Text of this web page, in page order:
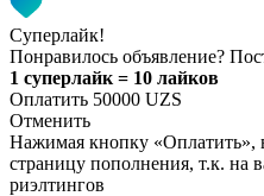
Суперлайк!
Понравилось объявление?
1 суперлайк = 10 лайков
Оплатить 50000 UZS
Отменить
Нажимая кнопку «Оплатить»,
страницу пополнения, т.к. на
риэлтингов